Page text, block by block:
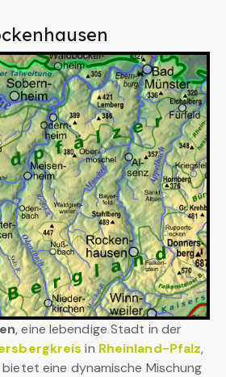
, eine lebendige Stadt in der
in Rheinland-Pfalz,
eine dynamische Mischung